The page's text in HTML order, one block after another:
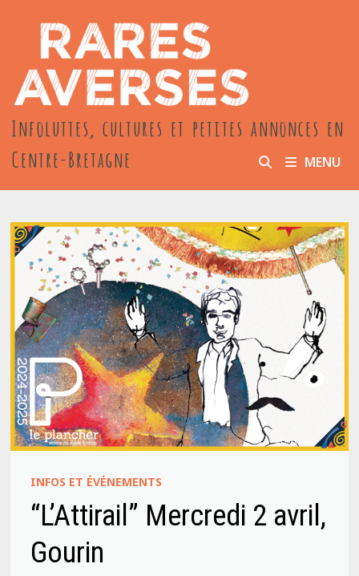
contenu
Infoluttes, cultures et petites annonces en
Centre-Bretagne
MENU
INFOS ET ÉVÉNEMENTS
“L’Attirail” Mercredi 2 avril,
Gourin